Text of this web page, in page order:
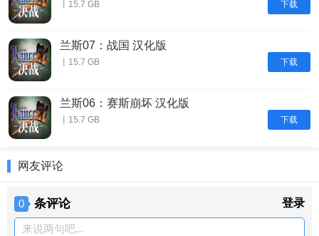
下载
丨15.7 GB
下载
兰斯07：战国 汉化版
丨15.7 GB
下载
兰斯06：赛斯崩坏 汉化版
丨15.7 GB
网友评论
0 条评论 登录
来说两句吧...